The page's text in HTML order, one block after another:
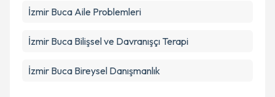
İzmir Buca Aile Problemleri
İzmir Buca Bilişsel ve Davranışçı Terapi
İzmir Buca Bireysel Danışmanlık